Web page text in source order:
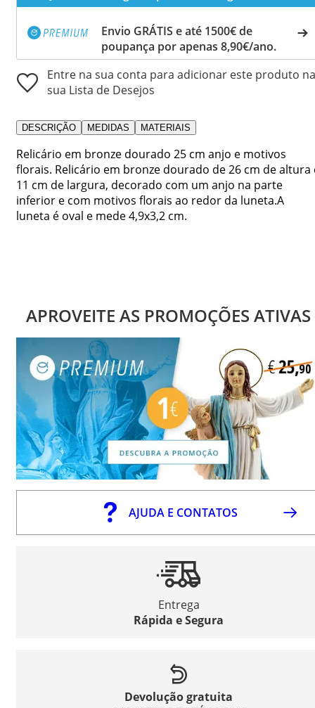
Envio GRÁTIS e até 1500€ de
poupança por apenas 8,90€/ano.
Entre na sua conta para adicionar este produto na
sua Lista de Desejos
DESCRIÇÃO MEDIDAS MATERIAIS
Relicário em bronze dourado 25 cm anjo e motivos
florais. Relicário em bronze dourado de 26 cm de altura
11 cm de largura, decorado com um anjo na parte
inferior e com motivos florais ao redor da luneta.A
luneta é oval e mede 4,9x3,2 cm.
APROVEITE AS PROMOÇÕES ATIVAS
AJUDA E CONTATOS
Entrega
Rápida e Segura
Devolução gratuita